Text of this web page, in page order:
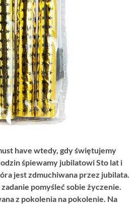
have wtedy, gdy świętujemy
śpiewamy jubilatowi Sto lat i
jest zdmuchiwana przez jubilata.
pomyśleć sobie życzenie.
z pokolenia na pokolenie. Na